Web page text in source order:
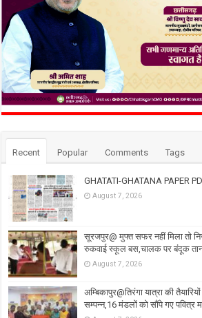
Recent Popular Comments Tags
GHATATI-GHATANA PAPER
August 7, 2026
सूरजपुर@ मुफ्त सफर नहीं मिला तो
रुकवाई स्कूल बस,चालक पर बंदूक
August 7, 2026
अम्बिकापुर@तिरंगा यात्रा की
सम्पन्न,16 मंडलों को सौंपे गए पवित्र